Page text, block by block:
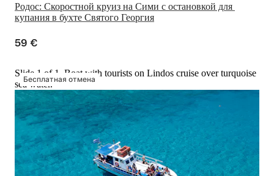
Родос: Скоростной круиз на Сими с остановкой для
купания в бухте Святого Георгия
59 €
Бесплатная отмена
Slide 1 of 1, Boat with tourists on Lindos cruise over turquoise
sea water.